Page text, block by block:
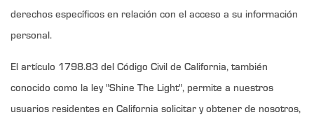
derechos específicos en relación con el acceso a su información
personal.
El artículo 1798.83 del Código Civil de California, también
conocido como la ley "Shine The Light", permite a nuestros
usuarios residentes en California solicitar y obtener de nosotros,